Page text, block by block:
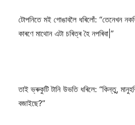
টোপনিতে ম‍ই গোঙাবলৈ ধৰিলোঁ: “তেনেখন
কাৰণে মাথোন এটা চৰিত্ৰ হৈ নপৰিবা|”
তাই ভ্ৰুকুটি টানি উভতি ধৰিলে: “কিন্তু,
বজাইছে?”